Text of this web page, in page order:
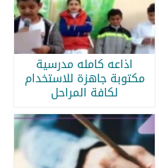
اذاعه كامله مدرسية
مكتوبة جاهزة للاستخدام
لكافة المراحل